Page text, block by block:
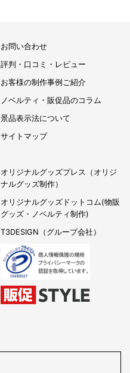
お問い合わせ
評判・口コミ・レビュー
お客様の制作事例ご紹介
ノベルティ・販促品のコラム
景品表示法について
サイトマップ
オリジナルグッズプレス（オリジ
ナルグッズ制作）
オリジナルグッズドットコム(物販
グッズ・ノベルティ制作)
T3DESIGN（グループ会社）